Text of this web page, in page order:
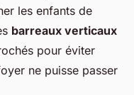
les enfants de
barreaux verticaux
pour éviter
ne puisse passer